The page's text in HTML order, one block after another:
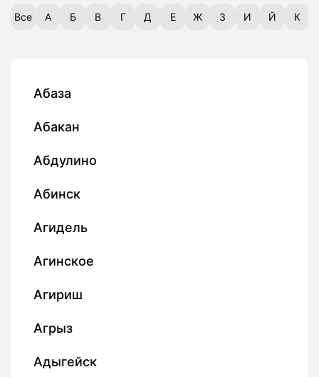
Все А Б В Г Д Е Ж З И Й К
Абаза
Абакан
Абдулино
Абинск
Агидель
Агинское
Агириш
Агрыз
Адыгейск